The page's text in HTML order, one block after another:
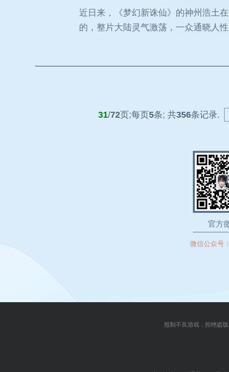
近日来，《梦幻新诛仙》的神州浩土
的，整片大陆灵气激荡，一众通晓人
31/72页;每页5条; 共356条记录.
官方
微信公众号：
抵制不良游戏，拒绝盗